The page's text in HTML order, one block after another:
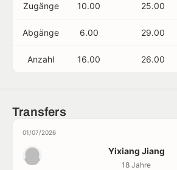
Zugänge 10.00 25.00
Abgänge 6.00 29.00
Anzahl 16.00 26.00
Transfers
01/07/2026
Yixiang Jiang
18 Jahre